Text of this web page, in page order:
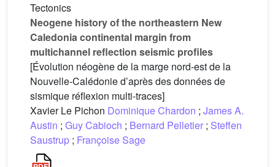
Tectonics
Neogene history of the northeastern New
Caledonia continental margin from
multichannel reflection seismic profiles
[Évolution néogène de la marge nord-est de la
Nouvelle-Calédonie d’après des données de
sismique réflexion multi-traces]
Xavier Le Pichon Dominique Chardon ; James A.
Austin ; Guy Cabioch ; Bernard Pelletier ; Steffen
Saustrup ; Françoise Sage